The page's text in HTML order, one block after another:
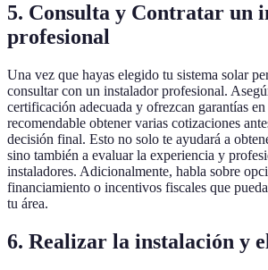
5. Consulta y Contratar un
profesional
Una vez que hayas elegido tu sistema solar
consultar con un instalador profesional.
certificación adecuada y ofrezcan garantías
recomendable obtener varias cotizaciones
decisión final. Esto no solo te ayudará a
sino también a evaluar la experiencia y
instaladores. Adicionalmente, habla sobre
financiamiento o incentivos fiscales que
tu área.
6. Realizar la instalación y